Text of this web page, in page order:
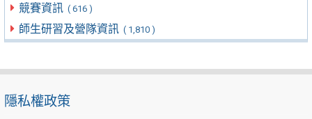
競賽資訊 ( 616 )
師生研習及營隊資訊 ( 1,810 )
隱私權政策